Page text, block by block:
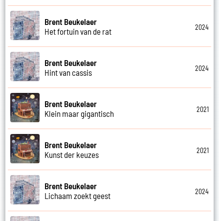
Brent Beukelaer
Het fortuin van de rat
2024
Brent Beukelaer
Hint van cassis
2024
Brent Beukelaer
Klein maar gigantisch
2021
Brent Beukelaer
Kunst der keuzes
2021
Brent Beukelaer
Lichaam zoekt geest
2024